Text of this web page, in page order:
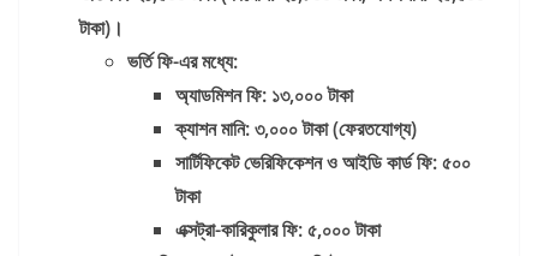
টাকা) ।
ভর্তিফি-এরমধ্যে:
অ্যাডমিশনফি: ১৩,০০০টাকা
ক্যাশনমানি:৩,০০০টাকা (ফেরতযোগ্য)
সার্টিফিকেটভেরিফিকেশনওআইডিকার্ডফি:৫০০
টাকা
এক্সট্রা-কারিকুলারফি:৫,০০০টাকা